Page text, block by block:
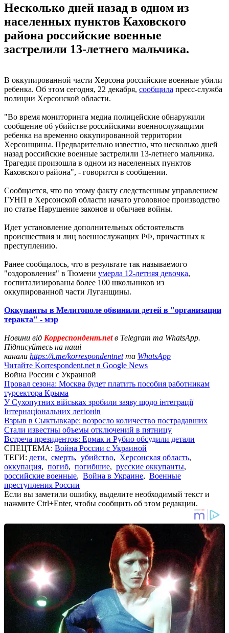
Несколько дней назад в одном из
населенных пунктов Каховского
района российские военные
застрелили 13-летнего мальчика.
В оккупированной части Херсона российские военные убили
ребенка. Об этом сегодня, 22 декабря, сообщила пресс-служба
полиции Херсонской области.
"Во время мониторинга медиа полицейские обнаружили
сообщение об убийстве российскими военнослужащими
ребенка на временно оккупированной территории
Херсонщины. Предварительно известно, что несколько дней
назад российские военные застрелили 13-летнего мальчика.
Трагедия произошла в одном из населенных пунктов
Каховского района", - говорится в сообщении.
Сообщается, что по этому факту следственным управлением
ГУНП в Херсонской области начато уголовное производство
по статье Нарушение законов и обычаев войны.
Идет установление дополнительных обстоятельств
происшествия и лиц военнослужащих РФ, причастных к
преступлению.
Ранее сообщалось, что в результате так называемого
"оздоровления" в Тюмени умерла 12-летняя девочка,
госпитализированы более 100 школьников из
оккупированной части Луганщины.
Оккупанты в Мелитополе обвинили детей в "организации
теракта" - мэр
Новини від Корреспондент.netв Telegram та WhatsApp.
Підписуйтесь на наші
канали https://t.me/korrespondentnetта WhatsApp
Читайте Korrespondent.net в Google News
Война России с Украиной
Провал сезона: Москва будет платить пособия работникам
турсектора Крыма
У Сухопутних військах зробили заяву щодо інтеграції
Інтернаціональних легіонів
Взрыв в Сыктывкаре: возросло количество пострадавших
Стали известны объемы отключений в пятницу
Встреча президентов: Ермак и Рубио обсудили детали
СПЕЦТЕМА: Война России с Украиной
ТЕГИ: дети, смерть, убийство, Херсонская область,
оккупация, погиб, погибшие, русские оккупанты,
российские военные, Война в Украине, Военные
преступления России
Если вы заметили ошибку, выделите необходимый текст и
нажмите Ctrl+Enter, чтобы сообщить об этом редакции.